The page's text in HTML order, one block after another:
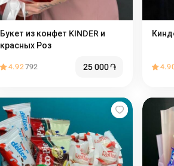
Букет из конфет KINDER и
красных Роз
4.92792 25 000֏